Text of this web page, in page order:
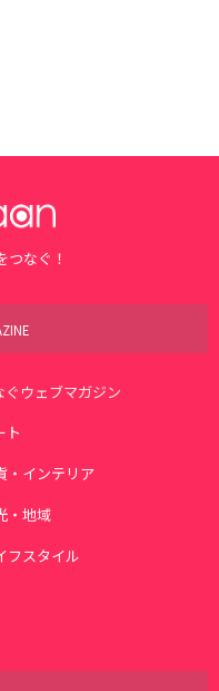
つなぐ！
ウェブマガジン
ト
・インテリア
・地域
フスタイル